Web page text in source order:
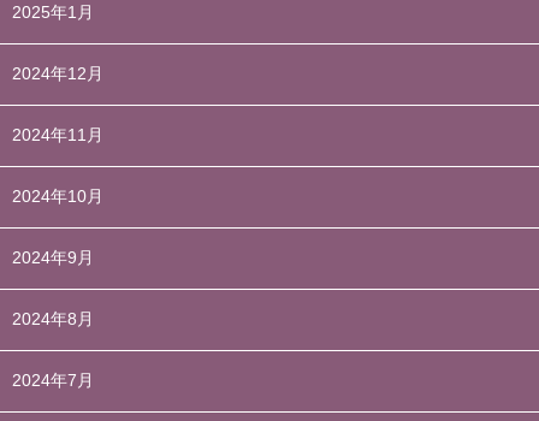
2025年1月
2024年12月
2024年11月
2024年10月
2024年9月
2024年8月
2024年7月